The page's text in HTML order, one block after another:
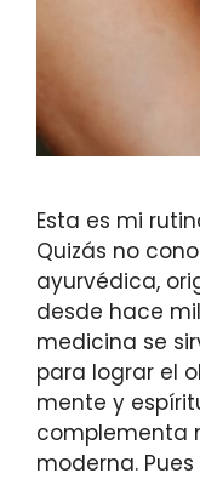
Esta es mi
Quizás no
ayurvédica,
desde hace
medicina se
para lograr el
mente y
complementa
moderna. Pues